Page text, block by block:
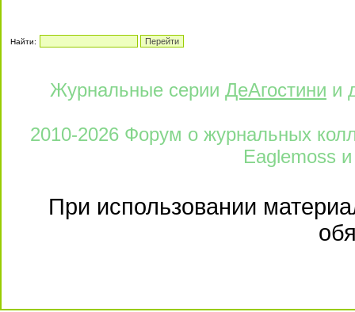
Найти:
Журнальные серии ДеАгостини и
2010-2026 Форум о журнальных
Eaglemoss и
При использовании